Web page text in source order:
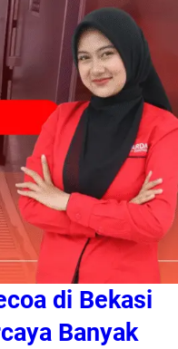
di Bekasi
Banyak